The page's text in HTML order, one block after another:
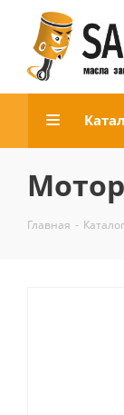
Главная - Каталог